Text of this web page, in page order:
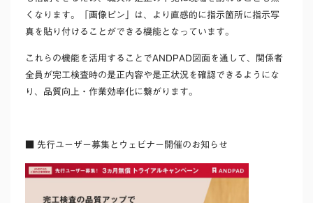
くなります。「画像ピン」は、より直感的に指示箇所に指示写
真を貼り付けることができる機能となっています。
これらの機能を活用することでANDPAD図面を通して、関係者
全員が完工検査時の是正内容や是正状況を確認できるようにな
り、品質向上・作業効率化に繋がります。
■ 先行ユーザー募集とウェビナー開催のお知らせ